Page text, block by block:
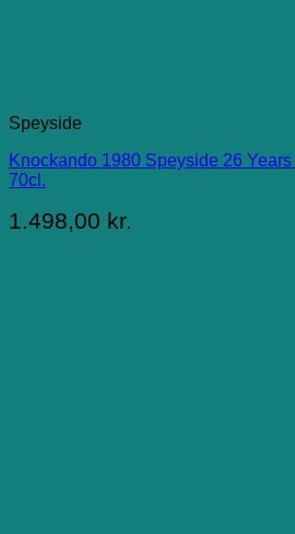
Speyside
Knockando 1980 Speyside 26
70cl.
1.498,00 kr.